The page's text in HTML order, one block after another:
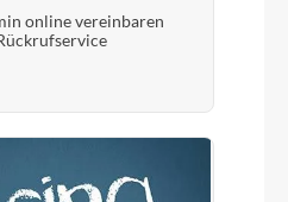
online vereinbaren